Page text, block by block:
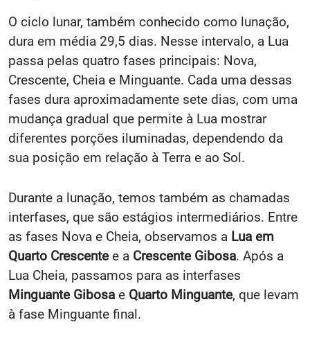
O ciclo lunar, também conhecido como lunação,
dura em média 29,5 dias. Nesse intervalo, a Lua
passa pelas quatro fases principais: Nova,
Crescente, Cheia e Minguante. Cada uma dessas
fases dura aproximadamente sete dias, com uma
mudança gradual que permite à Lua mostrar
diferentes porções iluminadas, dependendo da
sua posição em relação à Terra e ao Sol.
Durante a lunação, temos também as chamadas
interfases, que são estágios intermediários. Entre
as fases Nova e Cheia, observamos a Lua em
Quarto Crescentee a Crescente Gibosa. Após a
Lua Cheia, passamos para as interfases
Minguante Gibosa e Quarto Minguante, que levam
à fase Minguante final.